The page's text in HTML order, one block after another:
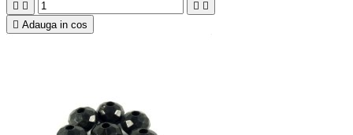
   
 Adauga in cos